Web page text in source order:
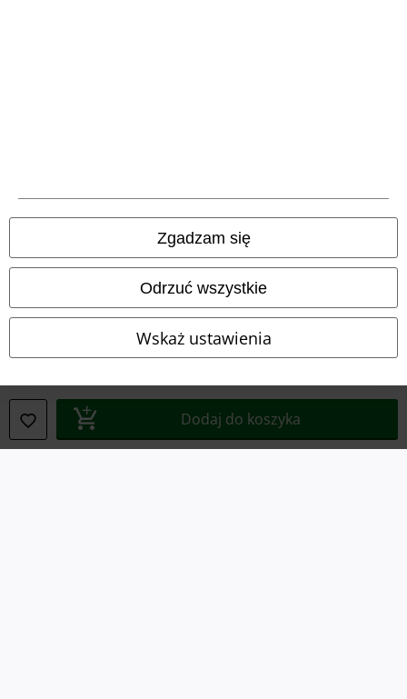
Zgadzam się
Odrzuć wszystkie
Wskaż ustawienia
Dodaj do koszyka
Unieszkodliwianie odpadów i ochrona środowiska
Deklaracja Zgodności
Informacje dotyczące dostępności
Ustawienia Plików Cookie
Skorzystaj z prawa do odstąpienia od umowy